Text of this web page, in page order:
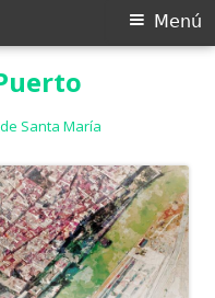
Santa María
Menú